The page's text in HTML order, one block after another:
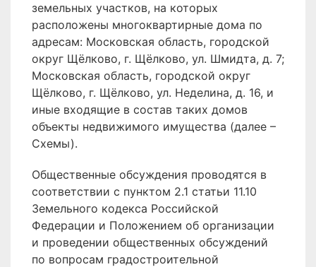
земельных участков, на которых
расположены многоквартирные дома по
адресам: Московская область, городской
округ Щёлково, г. Щёлково, ул. Шмидта, д. 7;
Московская область, городской округ
Щёлково, г. Щёлково, ул. Неделина, д. 16, и
иные входящие в состав таких домов
объекты недвижимого имущества (далее –
Схемы).
Общественные обсуждения проводятся в
соответствии с пунктом 2.1 статьи 11.10
Земельного кодекса Российской
Федерации и Положением об организации
и проведении общественных обсуждений
по вопросам градостроительной